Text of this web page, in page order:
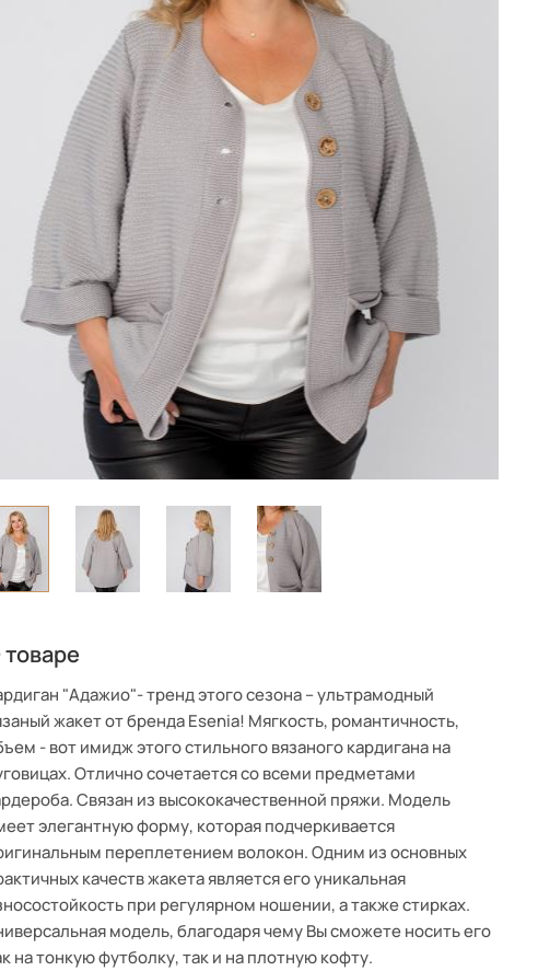
"Адажио"- тренд этого сезона – ультрамодный
жакет от бренда Esenia! Мягкость, романтичность,
- вот имидж этого стильного вязаного кардигана на
Отлично сочетается со всеми предметами
Связан из высококачественной пряжи. Модель
элегантную форму, которая подчеркивается
переплетением волокон. Одним из основных
качеств жакета является его уникальная
при регулярном ношении, а также стирках.
модель, благодаря чему Вы сможете носить его
на тонкую футболку, так и на плотную кофту.